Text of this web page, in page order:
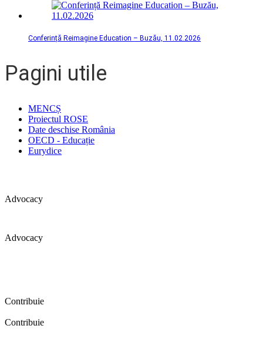
Conferință Reimagine Education – Buzău, 11.02.2026
Pagini utile
MENCȘ
Proiectul ROSE
Date deschise România
OECD - Educație
Eurydice
Advocacy
Advocacy
Contribuie
Contribuie